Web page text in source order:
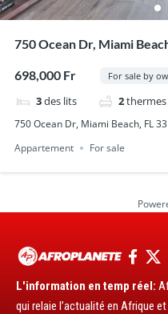
750 Ocean Dr, Miami
698,000 Fr For sale by
3des lits 2thermes
750 Ocean Dr, Miami Beach, FL
Appartement
For sale
L'information en temp réel:
qui relaie l’actualité en Afrique